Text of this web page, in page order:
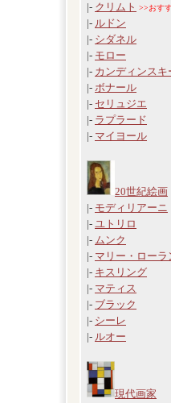
|- クリムト >>おす
|- ルドン
|- シダネル
|- モロー
|- カンディンスキ
|- ボナール
|- セリュジエ
|- ラプラード
|- マイヨール
20世紀絵画
|- モディリアーニ
|- ユトリロ
|- ムンク
|- マリー・ローラ
|- キスリング
|- マティス
|- ブラック
|- シーレ
|- ルオー
現代画家